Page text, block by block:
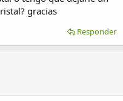
gracias
Responder